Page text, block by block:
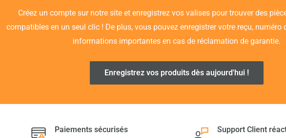
Créez un compte sur notre site et enregistrez vos valises pour trouver des
compatibles en un seul clic ! De plus, vous pouvez enregistrer votre reçu, numéro
informations importantes en cas de réclamation de garantie.
Enregistrez vos produits dès aujourd'hui !
Paiements sécurisés
Support Client